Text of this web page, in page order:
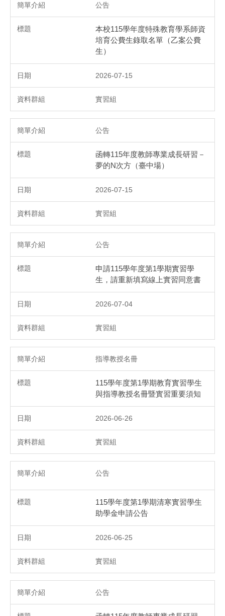
公告
本校115學年度特殊教育學系師資
培育公費生錄取名單（乙案公費
生）
2026-07-15
實習組
公告
函轉115年度教師專業成長研習－
夢的N次方（臺中場）
2026-07-15
實習組
公告
申請115學年度第1學期實習學
生，請重新填寫線上實習同意書
2026-07-04
實習組
指導教授名冊
115學年度第1學期教育實習學生
與指導教授名冊暨實習重要須知
2026-06-26
實習組
公告
115學年度第1學期清寒實習學生
助學金申請公告
2026-06-25
實習組
公告